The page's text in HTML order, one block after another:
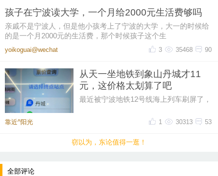
孩子在宁波读大学，一个月给2000元生活费够吗
亲戚不是宁波人，但是他小孩考上了宁波的大学，大一的时候给
的是一个月2000元的生活费，那个时候孩子这个生
yoikoguai@wechat 90
35468
3
从天一坐地铁到象山丹城才11
元，这价格太划算了吧
最近被宁波地铁12号线海上列车刷屏了，
从天一广场坐到象山丹城是11晕
靠近^阳光 53
30313
1
窃以为，东论值得一逛！
全部评论